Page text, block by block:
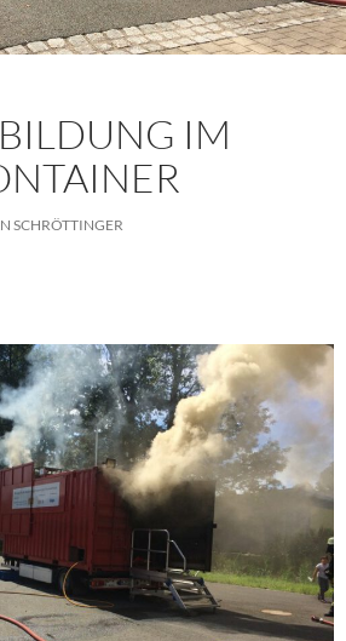
IM B
SCHRÖTTINGER